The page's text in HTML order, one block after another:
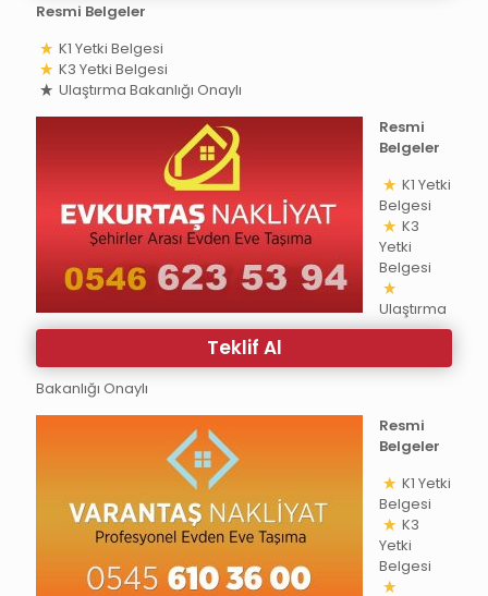
Resmi Belgeler
K1 Yetki Belgesi
K3 Yetki Belgesi
Ulaştırma Bakanlığı Onaylı
Teklif Al
Resmi
Belgeler
K1 Yetki
Belgesi
K3
Yetki
Belgesi
Ulaştırma
Bakanlığı Onaylı
Resmi
Belgeler
K1 Yetki
Belgesi
K3
Yetki
Belgesi